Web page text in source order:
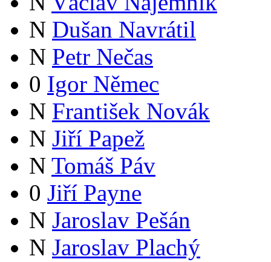
N Dušan Navrátil
N Petr Nečas
0 Igor Němec
N František Novák
N Jiří Papež
N Tomáš Páv
0 Jiří Payne
N Jaroslav Pešán
N Jaroslav Plachý